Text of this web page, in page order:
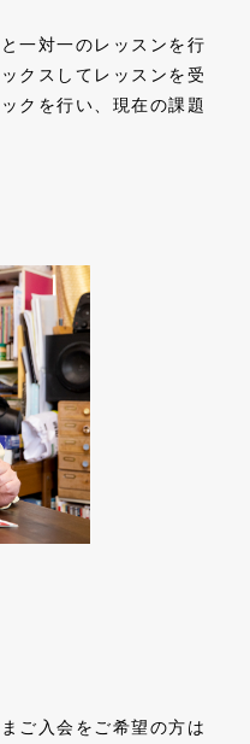
一対一のレッスンを行
クスしてレッスンを受
クを行い、現在の課題
ご入会をご希望の方は